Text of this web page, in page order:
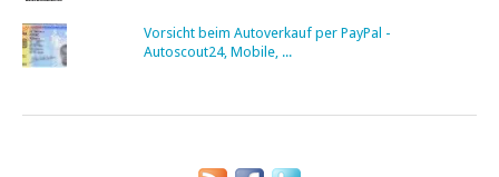
Vorsicht beim Autoverkauf per PayPal -
Autoscout24, Mobile, ...